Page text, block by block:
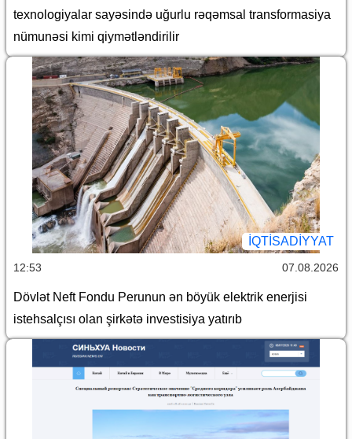
texnologiyalar sayəsində uğurlu rəqəmsal transformasiya
nümunəsi kimi qiymətləndirilir
İQTİSADİYYAT
12:53 07.08.2026
Dövlət Neft Fondu Perunun ən böyük elektrik enerjisi
istehsalçısı olan şirkətə investisiya yatırıb